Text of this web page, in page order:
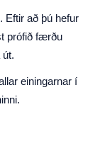
Eftir að þú hefur
prófið færðu
út.
einingarnar í